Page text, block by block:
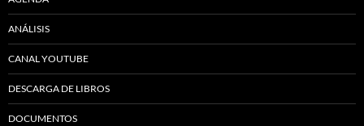
ANÁLISIS
CANAL YOUTUBE
DESCARGA DE LIBROS
DOCUMENTOS